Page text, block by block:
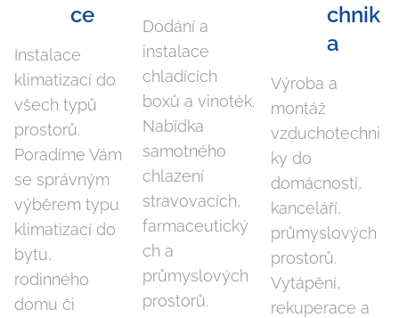
ce
Instalace
klimatizací do
všech typů
prostorů.
Poradíme Vám
se správným
výběrem typu
klimatizací do
bytu,
rodinného
domu či
Dodání a
instalace
chladících
boxů a vinoték.
Nabídka
samotného
chlazení
stravovacích,
farmaceutický
ch a
průmyslových
prostorů.
chnik
a
Výroba a
montáž
vzduchotechni
ky do
domácností,
kanceláří,
průmyslových
prostorů.
Vytápění,
rekuperace a